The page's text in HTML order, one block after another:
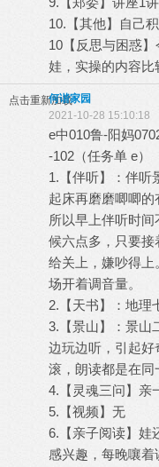
10.【其他】自己
10【反思与困惑
娃，实操的内容比
点击重新加载
何谐家园
2021-10-28 15:10:18
e中010鲁-阳妈
-102（任务单 e）
1.【伴听】：伴听
起床再磨磨唧唧的
所以早上伴听时
候六点多，只要
给关上，嫌吵得
场开着调音量。
2.【天书】：地理
3.【景山】：景山
边玩边听，引起好
滚，朗读都是在同
4.【灵魂三问】亲
5.【视频】无
6.【亲子阅读】娃
感兴趣，每晚嚷着